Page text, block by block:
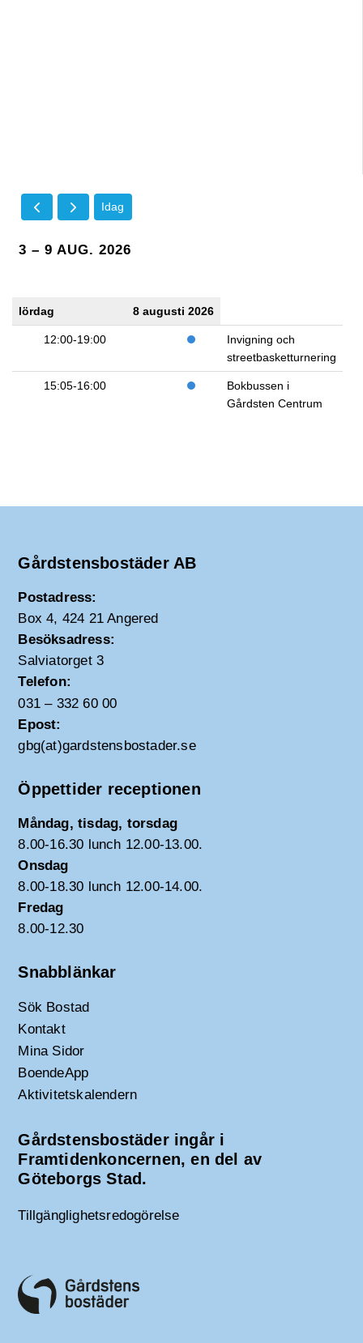
Idag
3 – 9 AUG. 2026
lördag 8 augusti 2026
12:00-19:00
Invigning och
streetbasketturnering
15:05-16:00
Bokbussen i
Gårdsten Centrum
Gårdstensbostäder AB
Postadress:
Box 4, 424 21 Angered
Besöksadress:
Salviatorget 3
Telefon:
031 – 332 60 00
Epost:
gbg(at)gardstensbostader.se
Öppettider receptionen
Måndag, tisdag, torsdag
8.00-16.30 lunch 12.00-13.00.
Onsdag
8.00-18.30 lunch 12.00-14.00.
Fredag
8.00-12.30
Snabblänkar
Sök Bostad
Kontakt
Mina Sidor
BoendeApp
Aktivitetskalendern
Gårdstensbostäder ingår i
Framtidenkoncernen, en del av
Göteborgs Stad.
Tillgänglighetsredogörelse